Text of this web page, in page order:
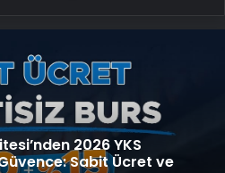
2026 YKS
Sabit Ücret ve